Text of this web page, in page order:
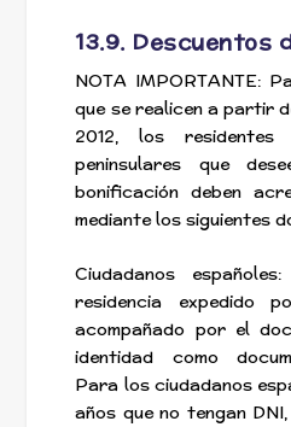
13.9. Descuentos
NOTA IMPORTANTE:
que se realicen a partir
2012, los
peninsulares que
bonificación deben
mediante los siguientes
Ciudadanos
residencia expedido
acompañado por el
identidad como
Para los ciudadanos
años que no tengan